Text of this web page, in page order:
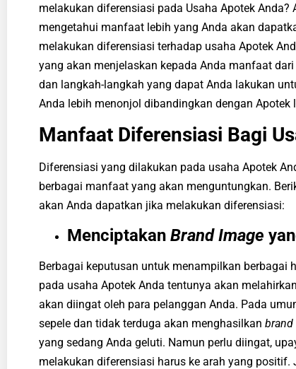
melakukan diferensiasi pada Usaha Apotek Anda?
mengetahui manfaat lebih yang Anda akan
melakukan diferensiasi terhadap usaha Apotek
yang akan menjelaskan kepada Anda manfaat
dan langkah-langkah yang dapat Anda lakukan
Anda lebih menonjol dibandingkan dengan Apotek
Manfaat Diferensiasi Bagi
Diferensiasi yang dilakukan pada usaha Apotek
berbagai manfaat yang akan menguntungkan.
akan Anda dapatkan jika melakukan diferensiasi:
Menciptakan Brand Image
Berbagai keputusan untuk menampilkan berbagai
pada usaha Apotek Anda tentunya akan melahirkan
akan diingat oleh para pelanggan Anda. Pada
sepele dan tidak terduga akan menghasilkan brand
yang sedang Anda geluti. Namun perlu diingat,
melakukan diferensiasi harus ke arah yang positif.